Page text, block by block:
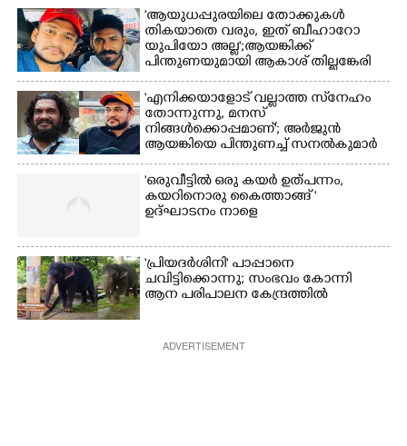
'ആയുധപ്പുരയിലെ തോക്കുകൾ
തികയാതെ വരും, ഇത് ബീഹാറോ
യുപിയോ അല്ല';ആയങ്കിക്ക്
പിന്തുണയുമായി ആകാശ് തില്ലങ്കേരി
'എനിക്കയാളോട് വല്ലാത്ത സ്‌നേഹം
തോന്നുന്നു, മനസ്
നിങ്ങൾക്കൊപ്പമാണ്'; അർജുൻ
ആയങ്കിയെ പിന്തുണച്ച് സനൽകുമാർ
'ഒരുവീട്ടിൽ ഒരു കയർ ഉത്പന്നം,
കയറിനൊരു കൈത്താങ്ങ് '
ഉദ്ഘാടനം നാളെ
'പ്രിയദർശിനി' പാപ്പാനെ
ചവിട്ടിക്കൊന്നു; സംഭവം കോന്നി
ആന പരിപാലന കേന്ദ്രത്തിൽ
ADVERTISEMENT